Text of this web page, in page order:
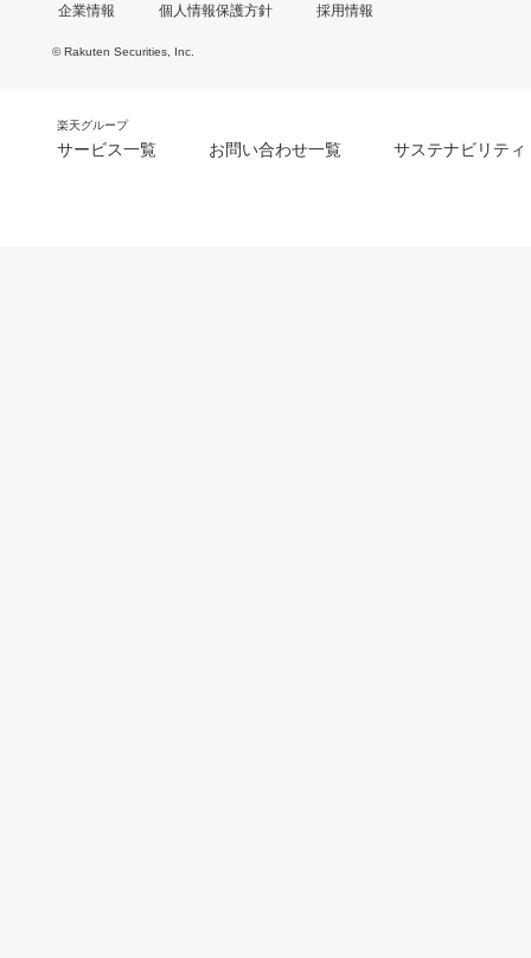
企業情報 個人情報保護方針 採用情報
© Rakuten Securities, Inc.
楽天グループ
サービス一覧 お問い合わせ一覧 サステナビリティ